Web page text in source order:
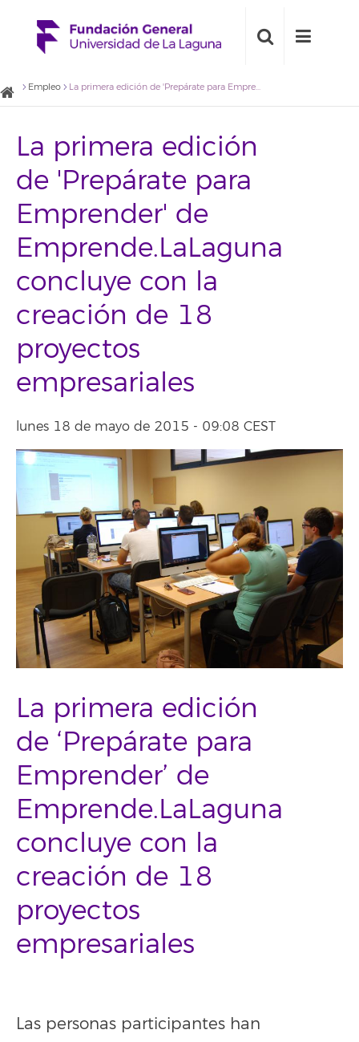
Empleo La primera edición de 'Prepárate para Emprender' de Emprende.LaLaguna concluye con la creación de 18 proyectos empresariales
La primera edición
de 'Prepárate para
Emprender' de
Emprende.LaLaguna
concluye con la
creación de 18
proyectos
empresariales
lunes 18 de mayo de 2015 - 09:08 CEST
La primera edición
de ‘Prepárate para
Emprender’ de
Emprende.LaLaguna
concluye con la
creación de 18
proyectos
empresariales
Las personas participantes han